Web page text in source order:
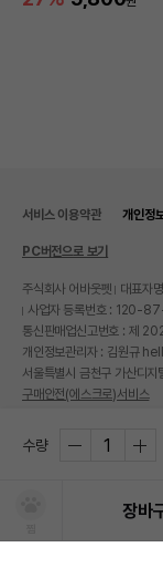
수량
장바
서비스 이용약관 개인정
PC버전으로 보기
주식회사 어바웃펫
대표자
사업자 등록번호 : 120-
통신판매업신고번호 : 제
개인정보관리자 : 김원규
서울특별시 금천구 가산디
구매안전(에스크로)서비스